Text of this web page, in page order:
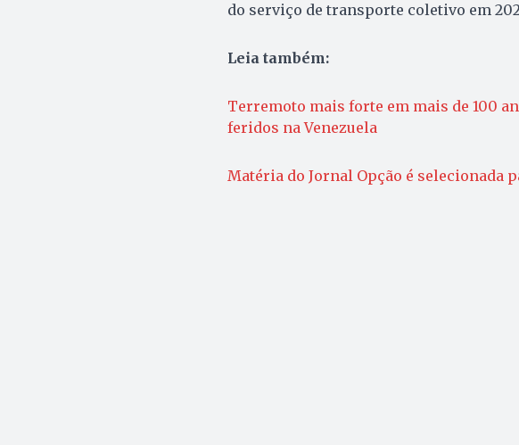
do serviço de transporte coletivo em
Leia também:
Terremoto mais forte em mais de 100
feridos na Venezuela
Matéria do Jornal Opção é selecionada